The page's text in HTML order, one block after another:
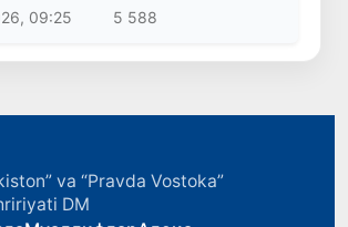
09:25
5 588
va “Pravda Vostoka”
DM